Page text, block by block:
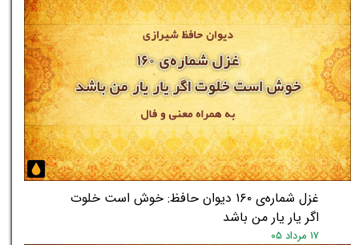
غزل شماره‌ی ۱۶۰ دیوان حافظ: خوش است خلوت
اگر یار یار من باشد
۱۷ مرداد ۰۵